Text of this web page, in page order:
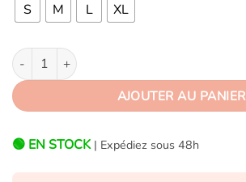
S M L XL
quantité de Grenouillère Adulte Lion
AJOUTER AU PANIER
🟢 EN STOCK | Expédiez sous 48h